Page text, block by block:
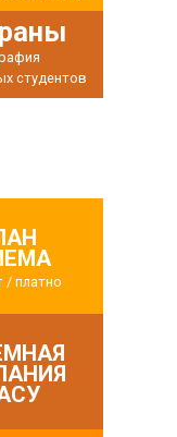
студентов
платно